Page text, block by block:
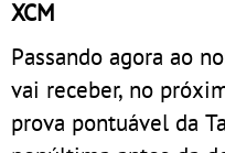
XCM
Passando agora ao
vai receber, no
prova pontuável da